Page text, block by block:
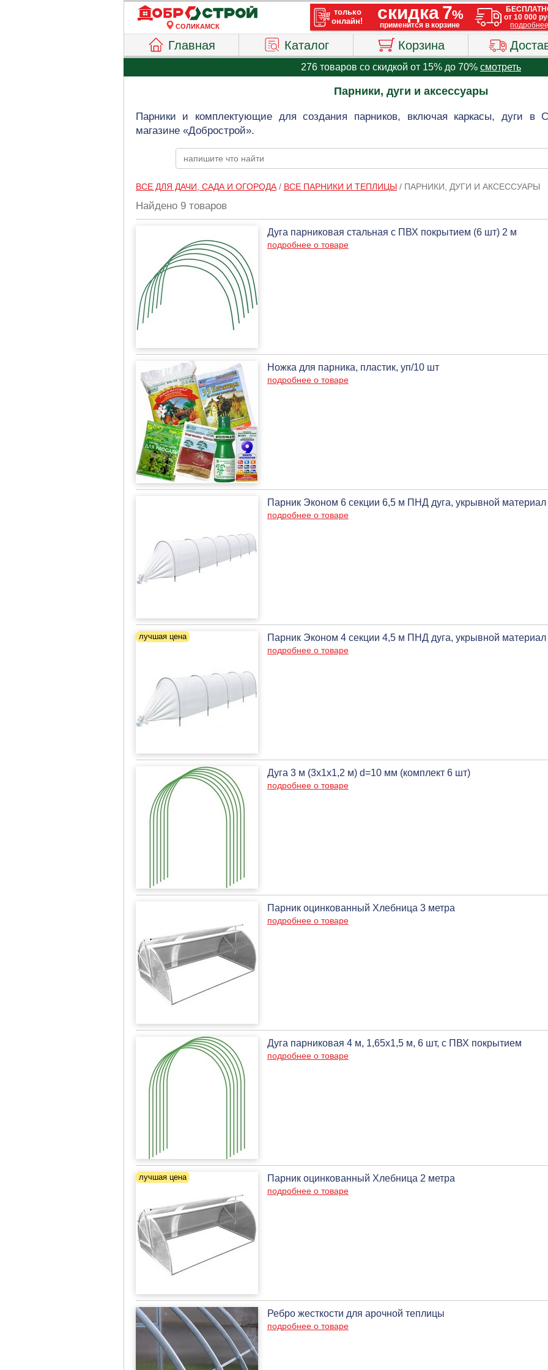
СОЛИКАМСК
Главная Каталог Корзина
276 товаров со скидкой от 15% до 70% смотреть
Парники, дуги и аксессуары
Парники и комплектующие для создания парников, включая каркасы, дуги в
магазине «Добрострой».
ВСЕ ДЛЯ ДАЧИ, САДА И ОГОРОДА/ ВСЕ ПАРНИКИ И ТЕПЛИЦЫ/ ПАРНИКИ, ДУГИ И АКСЕССУАРЫ
Найдено 9 товаров
Дуга парниковая стальная с ПВХ покрытием (6 шт) 2 м
подробнее о товаре
Ножка для парника, пластик, уп/10 шт
подробнее о товаре
Парник Эконом 6 секции 6,5 м ПНД дуга, укрывной материал
подробнее о товаре
Парник Эконом 4 секции 4,5 м ПНД дуга, укрывной материал
подробнее о товаре
Дуга 3 м (3х1х1,2 м) d=10 мм (комплект 6 шт)
подробнее о товаре
Парник оцинкованный Хлебница 3 метра
подробнее о товаре
Дуга парниковая 4 м, 1,65х1,5 м, 6 шт, с ПВХ покрытием
подробнее о товаре
Парник оцинкованный Хлебница 2 метра
подробнее о товаре
Ребро жесткости для арочной теплицы
подробнее о товаре